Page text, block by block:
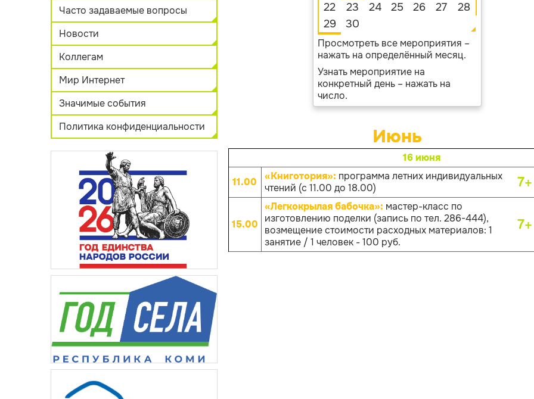
Часто задаваемые вопросы
Новости
Коллегам
Мир Интернет
Значимые события
Политика конфиденциальности
22
23 24 25 26 27
28
29
30
Просмотреть все мероприятия –
нажать на определённый месяц.
Узнать мероприятие на
конкретный день – нажать на
число.
Июнь
16 июня
11.00
«Книготория»: программа летних индивидуальных
чтений (с 11.00 до 18.00)
7+
15.00
«Легкокрылая бабочка»: мастер-класс по
изготовлению поделки (запись по тел. 286-444),
возмещение стоимости расходных материалов: 1
занятие / 1 человек - 100 руб.
7+